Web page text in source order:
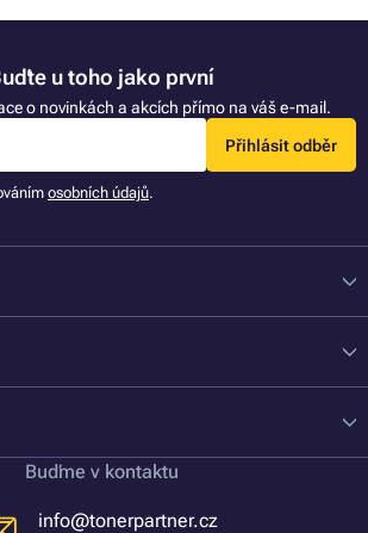
u toho jako první
o novinkách a akcích přímo na váš e-mail.
Přihlásit odběr
osobních údajů.
Buďme v kontaktu
info@tonerpartner.cz